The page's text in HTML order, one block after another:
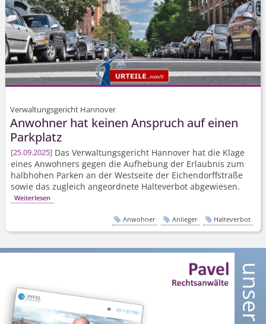
Verwaltungsgericht Hannover
Anwohner hat keinen Anspruch auf einen
Parkplatz
25.09.2025 Das Verwaltungsgericht Hannover hat die Klage
eines Anwohners gegen die Aufhebung der Erlaubnis zum
halbhohen Parken an der Westseite der Eichendorffstraße
sowie das zugleich angeordnete Halteverbot abgewiesen.
Weiterlesen
Anwohner Anlieger Halteverbot